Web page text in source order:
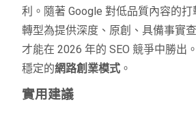
利。隨著 Google 對低品質內容的
轉型為提供深度、原創、具備事實
才能在 2026 年的 SEO 競爭中勝出
穩定的網路創業模式 。
實用建議